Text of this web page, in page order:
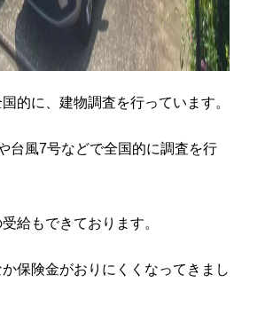
的に、建物調査を行っています。
台風7号などで全国的に調査を行
給もできております。
保険金がおりにくくなってきまし